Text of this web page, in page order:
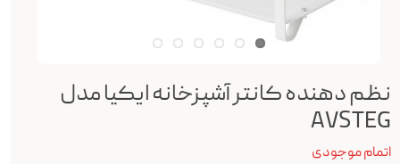
نظم دهنده کانتر آشپزخانه ایکیا مدل
AVSTEG
اتمام موجودی